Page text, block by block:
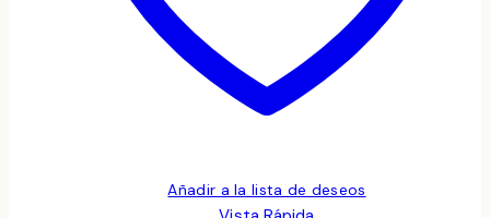
Añadir a la lista de deseos